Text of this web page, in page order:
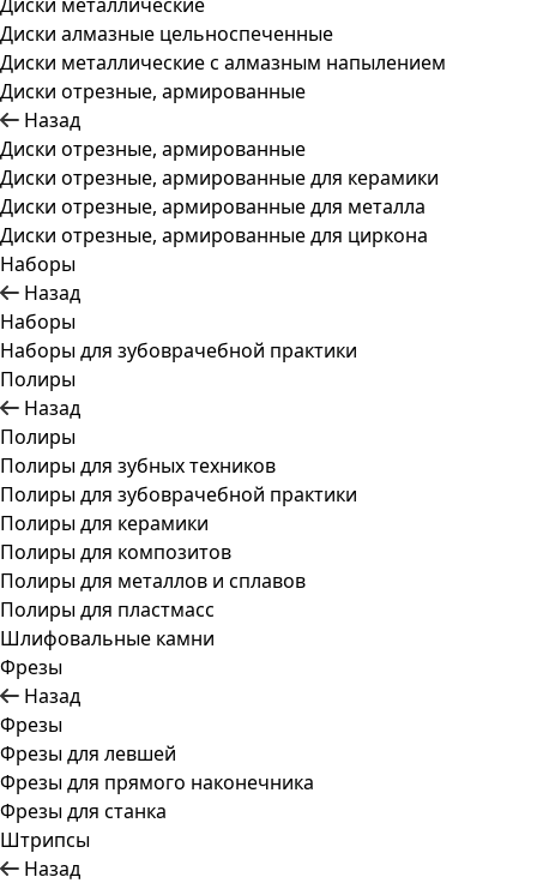
Диски алмазные цельноспеченные
Диски металлические с алмазным напылением
Диски отрезные, армированные
Назад
Диски отрезные, армированные
Диски отрезные, армированные для керамики
Диски отрезные, армированные для металла
Диски отрезные, армированные для циркона
Наборы
Назад
Наборы
Наборы для зубоврачебной практики
Полиры
Назад
Полиры
Полиры для зубных техников
Полиры для зубоврачебной практики
Полиры для керамики
Полиры для композитов
Полиры для металлов и сплавов
Полиры для пластмасс
Шлифовальные камни
Фрезы
Назад
Фрезы
Фрезы для левшей
Фрезы для прямого наконечника
Фрезы для станка
Штрипсы
Назад